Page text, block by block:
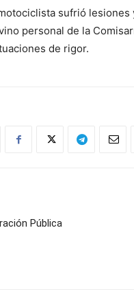
sufrió
personal de la
de rigor.
Pública